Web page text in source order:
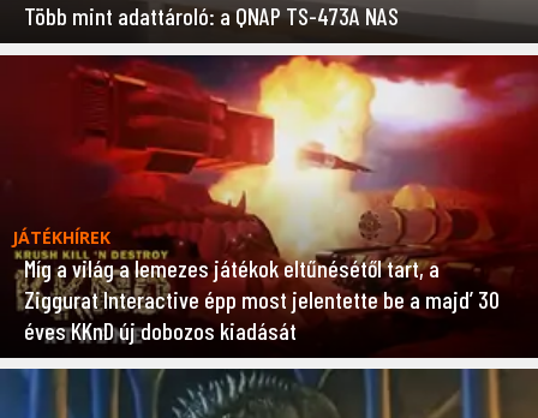
Több mint adattároló: a QNAP TS-473A NAS
JÁTÉKHÍREK
Míg a világ a lemezes játékok eltűnésétől tart, a
Ziggurat Interactive épp most jelentette be a majd’ 30
éves KKnD új dobozos kiadását